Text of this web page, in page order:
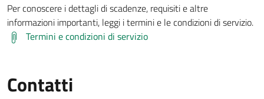
Per conoscere i dettagli di scadenze, requisiti e altre
informazioni importanti, leggi i termini e le condizioni di servizio.
Termini e condizioni di servizio
Contatti